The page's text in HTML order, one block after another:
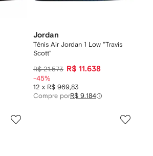
Jordan
Tênis Air Jordan 1 Low "Travis
Scott"
R$ 21.573 R$ 11.638
12 x R$ 969,83
-45%
Compre porR$ 9.184